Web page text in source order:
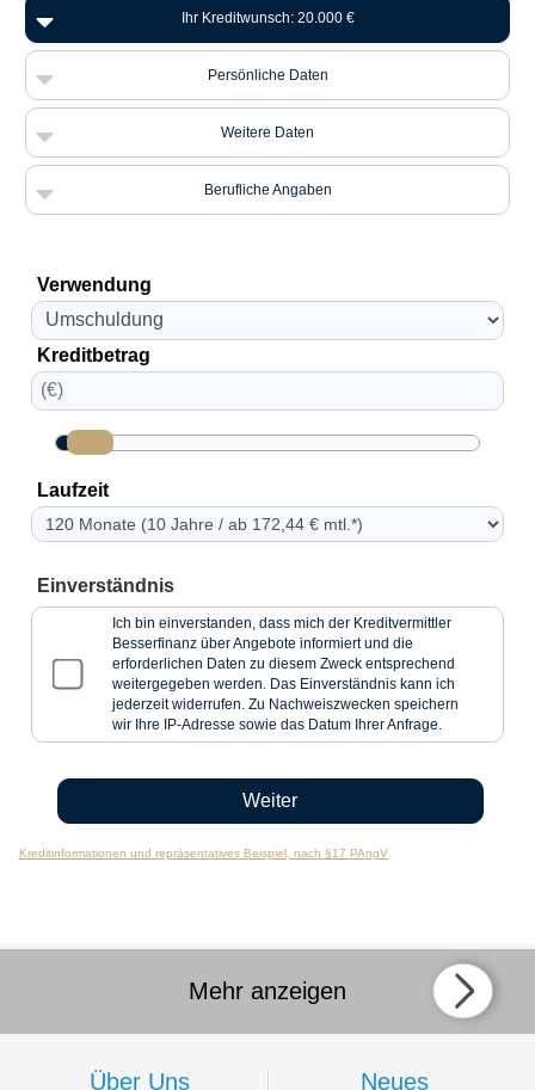
Ihr Kreditwunsch: 20.000 €
Persönliche Daten
Weitere Daten
Berufliche Angaben
Verwendung
Kreditbetrag
Laufzeit
Einverständnis
Ich bin einverstanden, dass mich der Kreditvermittler
Besserfinanz über Angebote informiert und die
erforderlichen Daten zu diesem Zweck entsprechend
weitergegeben werden. Das Einverständnis kann ich
jederzeit widerrufen. Zu Nachweiszwecken speichern
wir Ihre IP-Adresse sowie das Datum Ihrer Anfrage.
Kreditinformationen und repräsentatives Beispiel, nach §17 PAngV
Mehr anzeigen
Über Uns Neues